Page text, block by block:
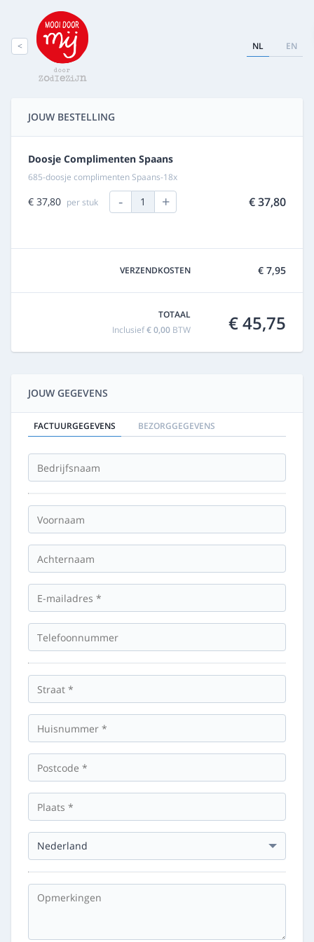
< NL EN
JOUW BESTELLING
Doosje Complimenten Spaans
685-doosje complimenten Spaans-18x
€ 37,80 per stuk - 1 + € 37,80
VERZENDKOSTEN € 7,95
TOTAAL
Inclusief€ 0,00 BTW € 45,75
JOUW GEGEVENS
FACTUURGEGEVENS BEZORGGEGEVENS